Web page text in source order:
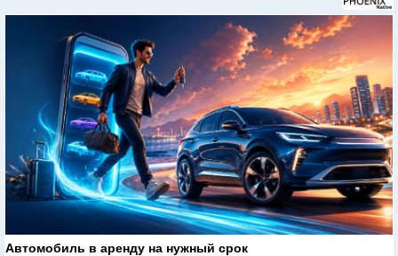
Автомобиль в аренду на нужный срок